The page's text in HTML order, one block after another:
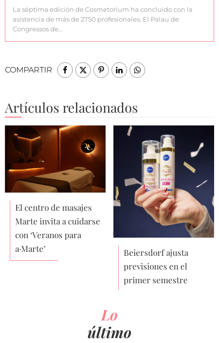
La séptima edición de Cosmetorium ha concluido con la
asistencia de más de 2750 profesionales. El Palau de
Congressos de…
COMPARTIR
Artículos relacionados
El centro de masajes
Marte invita a cuidarse
con ‘Veranos para
a·Marte’
Beiersdorf ajusta
previsiones en el
primer semestre
Lo
último